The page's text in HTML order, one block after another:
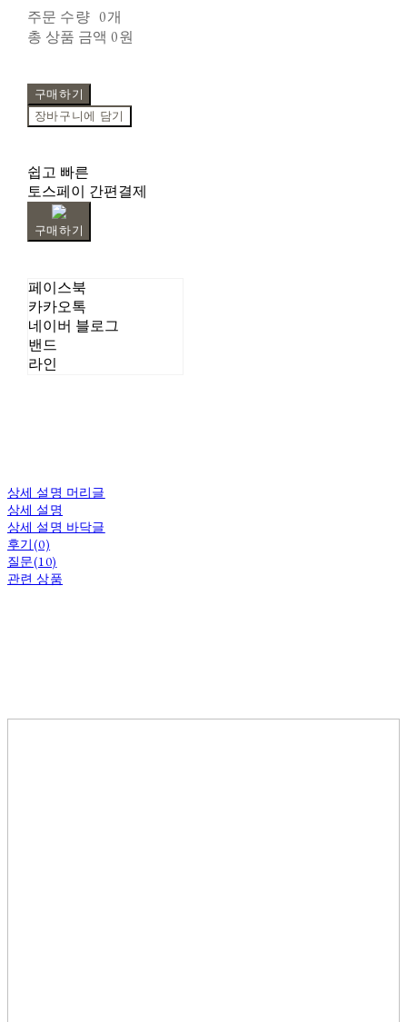
주문 수량 0개
총 상품 금액 0원
구매하기
장바구니에 담기
쉽고 빠른
토스페이 간편결제
구매하기
페이스북
카카오톡
네이버 블로그
밴드
라인
상세 설명 머리글
상세 설명
상세 설명 바닥글
후기(0)
질문(10)
관련 상품